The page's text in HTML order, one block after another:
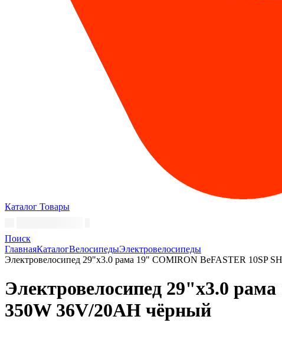
Каталог Товары
Поиск
ГлавнаяКаталогВелосипедыЭлектровелосипеды
Электровелосипед 29"x3.0 рама 19" COMIRON BeFASTER 10SP
Электровелосипед 29"x3.0
350W 36V/20AH чёрный